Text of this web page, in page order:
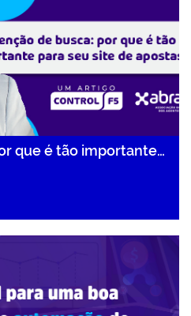
que é tão importante…
de automação…